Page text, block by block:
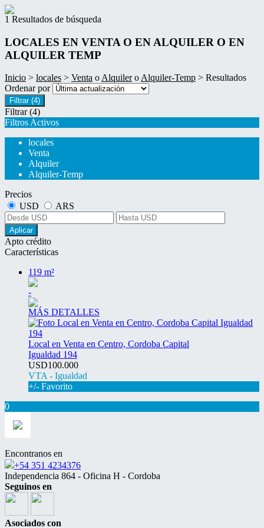
1 Resultados de búsqueda
LOCALES EN VENTA O EN ALQUILER O EN
ALQUILER TEMP
Inicio > locales > Venta oAlquileroAlquiler-Temp > Resultados
Ordenar por
Filtrar (4)
Filtrar (4)
Filtros Activos
locales
Venta
Alquiler
Alquiler-Temp
Precios
USD
ARS
Aplicar
Apto crédito
Características
119 m²
-
MÁS DETALLES
Local en Venta en Centro, Cordoba Capital
Igualdad 194
USD100.000
VTA - Igualdad
+/- Favorito
0
Encontranos en
+54 351 4234376
Independencia 864 - Oficina H - Cordoba
Seguinos en
Asociados con